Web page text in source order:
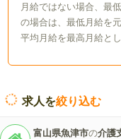
月給ではない場合、最
の場合は、最低月給を
平均月給を最高月給とし
求人を絞り込む
富山県魚津市の介護